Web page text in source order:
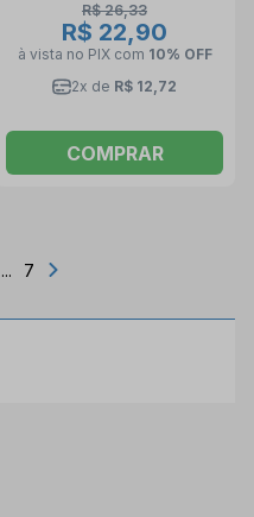
R$ 26,33
R$ 22,90
à vista no PIX com 10% OFF
2x de R$ 12,72
COMPRAR
... 7